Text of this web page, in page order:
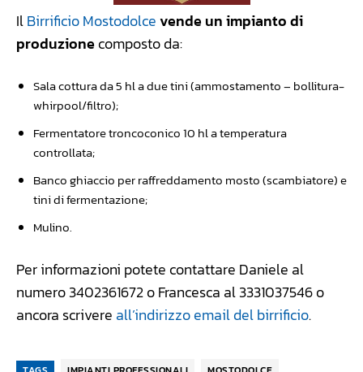
IlBirrificio Mostodolcevende un impianto di
produzionecomposto da:
Sala cottura da 5 hl a due tini (ammostamento – bollitura-
whirpool/filtro);
Fermentatore troncoconico 10 hl a temperatura
controllata;
Banco ghiaccio per raffreddamento mosto (scambiatore) e
tini di fermentazione;
Mulino.
Per informazioni potete contattare Daniele al
numero 3402361672 o Francesca al 3331037546 o
ancora scrivere all’indirizzo email del birrificio.